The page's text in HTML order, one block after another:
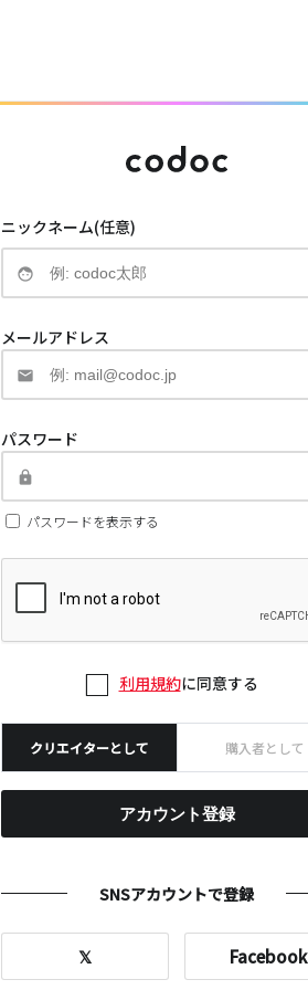
ニックネーム(任意)
メールアドレス
パスワード
パスワードを表示する
利用規約に同意する
クリエイターとして 購入者として
アカウント登録
SNSアカウントで登録
𝕏 Facebook